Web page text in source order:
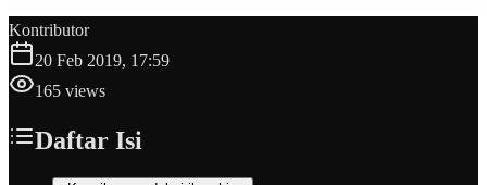
Kontributor
20 Feb 2019, 17:59
165 views
Daftar Isi